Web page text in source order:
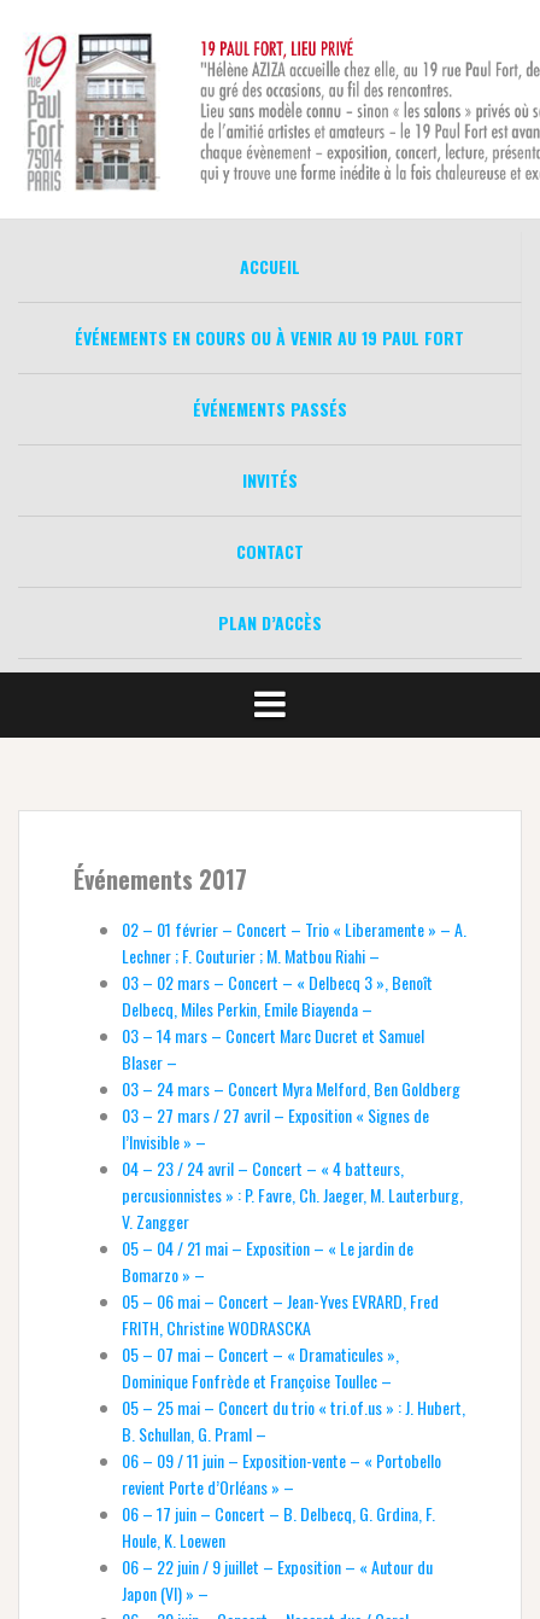
contenu
ACCUEIL
ÉVÉNEMENTS EN COURS OU À VENIR AU 19 PAUL FORT
ÉVÉNEMENTS PASSÉS
INVITÉS
CONTACT
PLAN D’ACCÈS
Événements 2017
02 – 01 février – Concert – Trio « Liberamente » – A.
Lechner ; F. Couturier ; M. Matbou Riahi –
03 – 02 mars – Concert – « Delbecq 3 », Benoît
Delbecq, Miles Perkin, Emile Biayenda –
03 – 14 mars – Concert Marc Ducret et Samuel
Blaser –
03 – 24 mars – Concert Myra Melford, Ben Goldberg
03 – 27 mars / 27 avril – Exposition « Signes de
l’Invisible » –
04 – 23 / 24 avril – Concert – « 4 batteurs,
percusionnistes » : P. Favre, Ch. Jaeger, M. Lauterburg,
V. Zangger
05 – 04 / 21 mai – Exposition – « Le jardin de
Bomarzo » –
05 – 06 mai – Concert – Jean-Yves EVRARD, Fred
FRITH, Christine WODRASCKA
05 – 07 mai – Concert – « Dramaticules »,
Dominique Fonfrède et Françoise Toullec –
05 – 25 mai – Concert du trio « tri.of.us » : J. Hubert,
B. Schullan, G. Praml –
06 – 09 / 11 juin – Exposition-vente – « Portobello
revient Porte d’Orléans » –
06 – 17 juin – Concert – B. Delbecq, G. Grdina, F.
Houle, K. Loewen
06 – 22 juin / 9 juillet – Exposition – « Autour du
Japon (VI) » –